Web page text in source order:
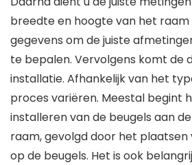
breedte en hoogte van het raam
gegevens om de juiste
te bepalen. Vervolgens komt de
installatie. Afhankelijk van het
proces variëren. Meestal begint
installeren van de beugels aan
raam, gevolgd door het plaatsen
op de beugels. Het is ook